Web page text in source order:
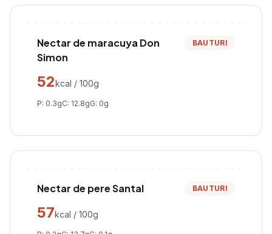
Nectar de maracuya Don
Simon
BAUTURI
52kcal / 100g
P: 0.3gC: 12.8gG: 0g
Nectar de pere Santal BAUTURI
57kcal / 100g